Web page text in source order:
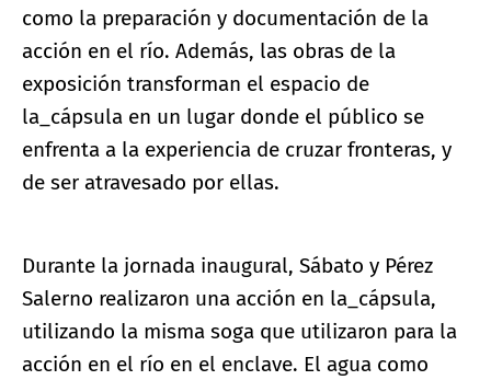
como la preparación y documentación de la
acción en el río. Además, las obras de la
exposición transforman el espacio de
la_cápsula en un lugar donde el público se
enfrenta a la experiencia de cruzar fronteras, y
de ser atravesado por ellas.
Durante la jornada inaugural, Sábato y Pérez
Salerno realizaron una acción en la_cápsula,
utilizando la misma soga que utilizaron para la
acción en el río en el enclave. El agua como